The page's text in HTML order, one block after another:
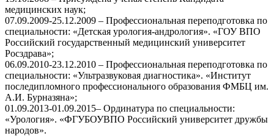
медицинских наук;
07.09.2009-25.12.2009 – Профессиональная переподготовка по
специальности: «Детская урология-андрология». «ГОУ ВПО
Российский государственный медицинский университет
Росздрава»;
06.09.2010-23.12.2010 – Профессиональная переподготовка по
специальности: «Ультразвуковая диагностика». «Институт
последипломного профессионального образования ФМБЦ им.
А.И. Бурназяна»;
01.09.2013-01.09.2015– Ординатура по специальности:
«Урология». «ФГУБОУВПО Российский университет дружбы
народов».